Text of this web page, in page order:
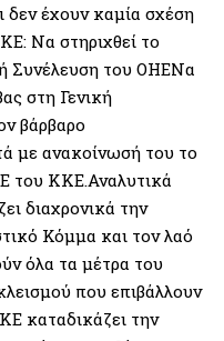
δεν έχουν καμία σχέση
Να στηριχθεί το
Συνέλευση του ΟΗΕΝα
στη Γενική
βάρβαρο
με ανακοίνωσή του το
του ΚΚΕ.Αναλυτικά
διαχρονικά την
Κόμμα και τον λαό
όλα τα μέτρα του
που επιβάλλουν
καταδικάζει την